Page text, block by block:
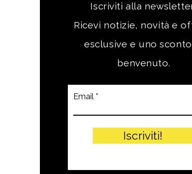
Iscriviti alla
Ricevi notizie, novità e
esclusive e uno
benvenuto.
Email
Iscriviti!